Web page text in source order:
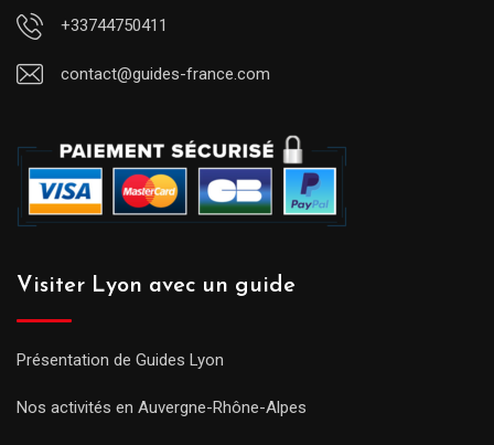
+33744750411
contact@guides-france.com
Visiter Lyon avec un guide
Présentation de Guides Lyon
Nos activités en Auvergne-Rhône-Alpes